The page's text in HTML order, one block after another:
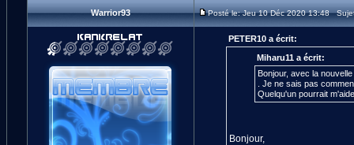
Warrior93 Posté le: Jeu 10 Déc 2020 13:48
PETER10 a écrit:
Miharu11 a écrit:
Bonjour, avec la
. Je ne sais pas
Quelqu'un pourrait
Bonjour,